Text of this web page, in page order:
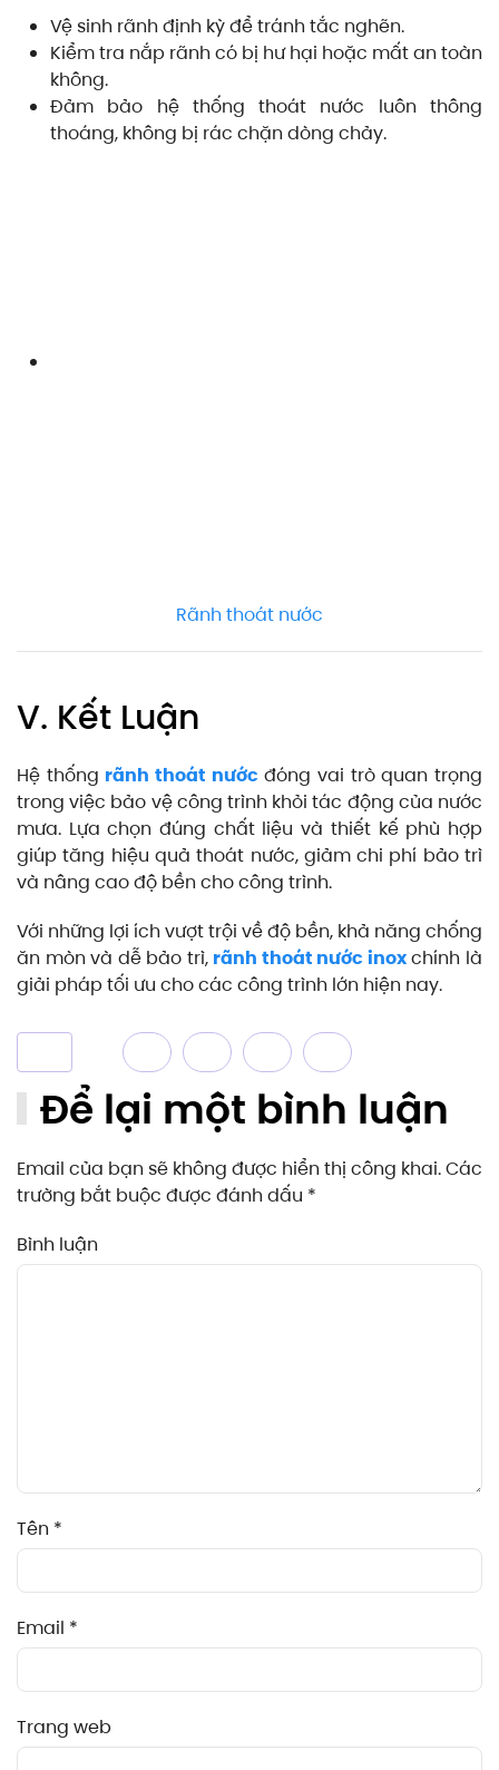
Vệ sinh rãnh định kỳ để tránh tắc nghẽn.
Kiểm tra nắp rãnh có bị hư hại hoặc mất an toàn
không.
Đảm bảo hệ thống thoát nước luôn thông
thoáng, không bị rác chặn dòng chảy.
Rãnh thoát nước
V. Kết Luận
Hệ thống rãnh thoát nước đóng vai trò quan trọng
trong việc bảo vệ công trình khỏi tác động của nước
mưa. Lựa chọn đúng chất liệu và thiết kế phù hợp
giúp tăng hiệu quả thoát nước, giảm chi phí bảo trì
và nâng cao độ bền cho công trình.
Với những lợi ích vượt trội về độ bền, khả năng chống
ăn mòn và dễ bảo trì, rãnh thoát nước inoxchính là
giải pháp tối ưu cho các công trình lớn hiện nay.
Để lại một bình luận
Email của bạn sẽ không được hiển thị công khai. Các
trường bắt buộc được đánh dấu *
Bình luận
Tên *
Email *
Trang web